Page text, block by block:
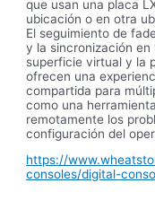
que usan una placa
ubicación o en otra
El seguimiento de
y la sincronización
superficie virtual y la
ofrecen una
compartida para
como una
remotamente los
configuración del
https://
consoles/digital-